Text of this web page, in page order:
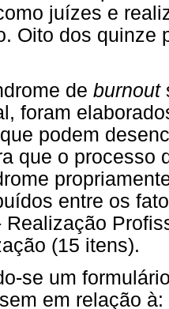
juízes e
Oito dos quinze
de burnout
foram
podem
que o processo
entre os
Realização
(15 itens).
se um
em relação